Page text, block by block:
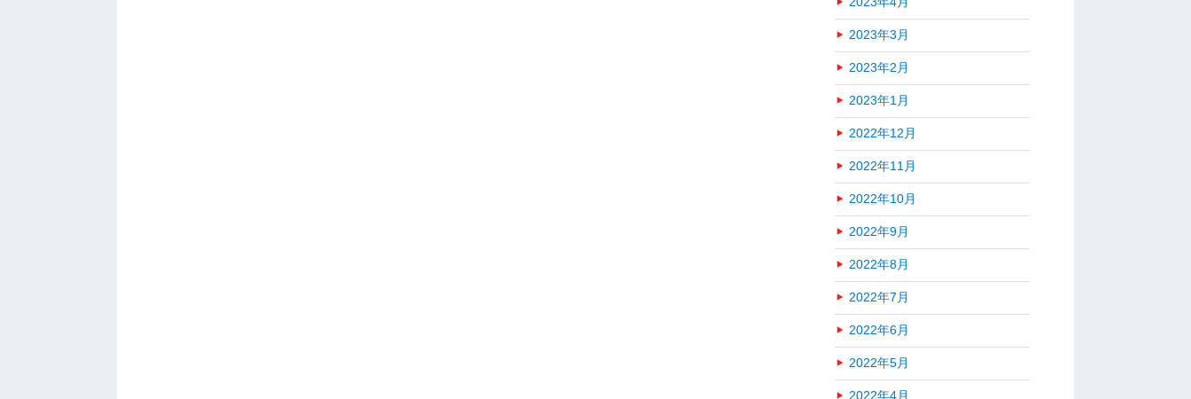
2023年3月
2023年2月
2023年1月
2022年12月
2022年11月
2022年10月
2022年9月
2022年8月
2022年7月
2022年6月
2022年5月
2022年4月